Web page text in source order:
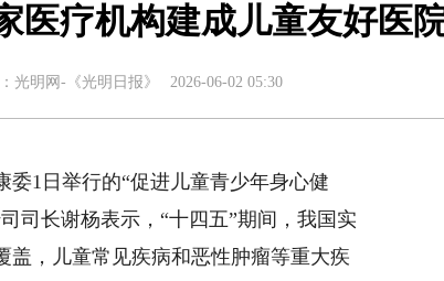
医疗机构建成儿童友好医
光明网-《光明日报》 2026-06-02 05:30
委1日举行的“促进儿童青少年身心健
司长谢杨表示，“十四五”期间，我国实
，儿童常见疾病和恶性肿瘤等重大疾